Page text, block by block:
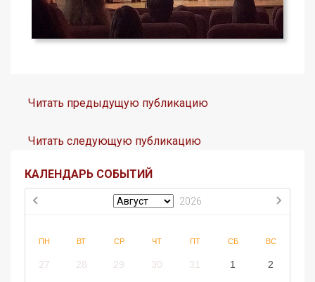
Читать предыдущую публикацию
Читать следующую публикацию
КАЛЕНДАРЬ СОБЫТИЙ
2026
ПН ВТ СР ЧТ ПТ СБ ВС
27 28 29 30 31 1 2